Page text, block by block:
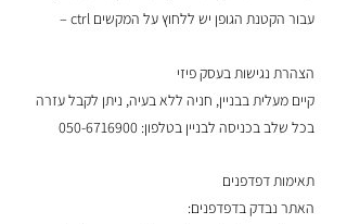
עבור הקטנת הגופן יש ללחוץ על המקשים ctrl –
הצהרת נגישות בעסק פיזי
קיים מעלית בבניין, חניה ללא בעיה, ניתן לקבל עזרה
בכל שלב בכניסה לבניין בטלפון: 050-6716900
תאימות דפדפנים​
האתר נבדק בדפדפנים: